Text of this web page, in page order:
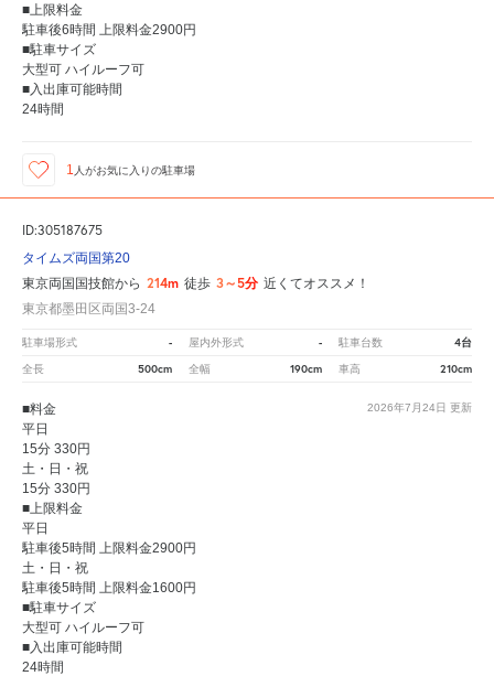
■上限料金
駐車後6時間 上限料金2900円
■駐車サイズ
大型可 ハイルーフ可
■入出庫可能時間
24時間
1 人がお気に入りの駐車場
ID:305187675
タイムズ両国第20
東京両国国技館から 214m 徒歩 3～5分 近くてオススメ！
東京都墨田区両国3-24
駐車場形式 - 屋内外形式 - 駐車台数 4台
全長 500cm 全幅 190cm 車高 210cm
2026年7月24日 更新
■料金
平日
15分 330円
土・日・祝
15分 330円
■上限料金
平日
駐車後5時間 上限料金2900円
土・日・祝
駐車後5時間 上限料金1600円
■駐車サイズ
大型可 ハイルーフ可
■入出庫可能時間
24時間